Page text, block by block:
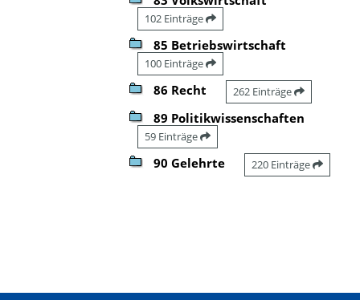
102 Einträge
85 Betriebswirtschaft
100 Einträge
86 Recht 262 Einträge
89 Politikwissenschaften
59 Einträge
90 Gelehrte 220 Einträge